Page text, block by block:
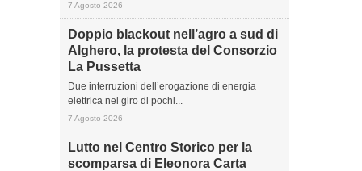
7 Agosto 2026
Doppio blackout nell’agro a sud di
Alghero, la protesta del Consorzio
La Pussetta
Due interruzioni dell’erogazione di energia
elettrica nel giro di pochi...
7 Agosto 2026
Lutto nel Centro Storico per la
scomparsa di Eleonora Carta